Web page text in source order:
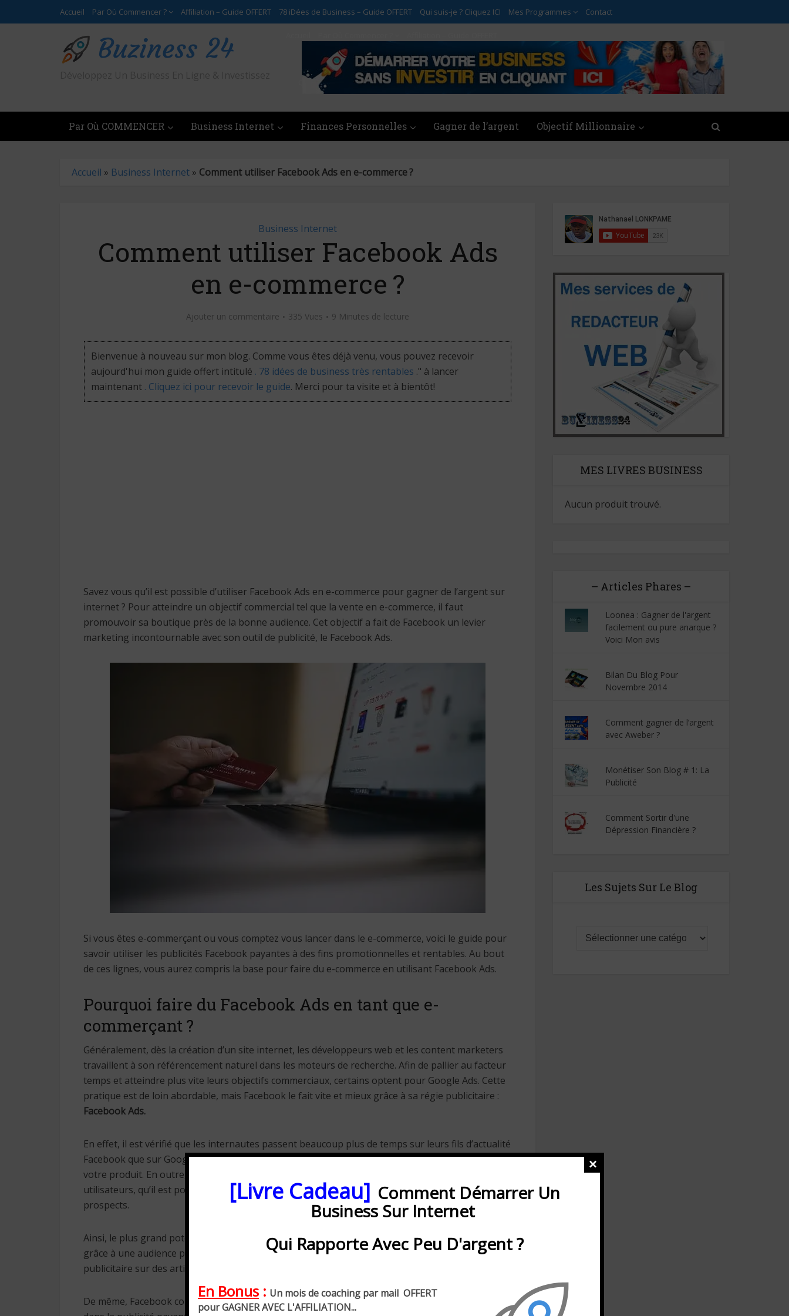
Accueil Par Où Commencer ? Affiliation – Guide OFFERT 78 iDées de Business – Guide OFFERT Qui suis-je ? Cliquez ICI Mes Programmes Contact
78 iDées de Business – Guide OFFERT
Qui suis-je ? Cliquez ICI Mes Programmes Contact
Par Où COMMENCER Business Internet Finances Personnelles Gagner de l’argent Objectif Millionnaire
Accueil » Business Internet » Comment utiliser Facebook Ads en e-commerce ?
Business Internet
Comment utiliser Facebook Ads
en e-commerce ?
Ajouter un commentaire 335 Vues 9 Minutes de lecture
Bienvenue à nouveau sur mon blog. Comme vous êtes déjà venu, vous pouvez recevoir
aujourd'hui mon guide offert intitulé . 78 idées de business très rentables ." à lancer
maintenant . Cliquez ici pour recevoir le guide. Merci pour ta visite et à bientôt!
Savez vous qu’il est possible d’utiliser Facebook Ads en e-commerce pour gagner de l’argent sur
internet ? Pour atteindre un objectif commercial tel que la vente en e-commerce, il faut
promouvoir sa boutique près de la bonne audience. Cet objectif a fait de Facebook un levier
marketing incontournable avec son outil de publicité, le Facebook Ads.
Si vous êtes e-commerçant ou vous comptez vous lancer dans le e-commerce, voici le guide pour
savoir utiliser les publicités Facebook payantes à des fins promotionnelles et rentables. Au bout
de ces lignes, vous aurez compris la base pour faire du e-commerce en utilisant Facebook Ads.
Pourquoi faire du Facebook Ads en tant que e-
commerçant ?
Généralement, dès la création d’un site internet, les développeurs web et les content marketers
travaillent à son référencement naturel dans les moteurs de recherche. Afin de pallier au facteur
temps et atteindre plus vite leurs objectifs commerciaux, certains optent pour Google Ads. Cette
pratique est de loin abordable, mais Facebook le fait vite et mieux grâce à sa régie publicitaire :
Facebook Ads.
En effet, il est vérifié que les internautes passent beaucoup plus de temps sur leurs fils d’actualité
Facebook que sur Google. La probabilité est donc forte que vos clients potentiels y découvrent
votre produit. En outre, le réseau social dispose tellement d’informations détaillées sur ses
utilisateurs, qu’il est possible de faire un ciblage précis et pointu pour acquérir de nouveaux
prospects.
Ainsi, le plus grand potentiel de Facebook Ads est la segmentation. Cela stipule simplement que
grâce à une audience personnalisée vous êtes par exemple en mesure de montrer votre annonce
publicitaire sur des articles de voiture aux personnes qui ont une voiture.
De même, Facebook compte des milliards d’utilisateurs en ligne chaque jour. En investissant donc
MES LIVRES BUSINESS
Aucun produit trouvé.
– Articles Phares –
Loonea : Gagner de l'argent
facilement ou pure anarque ?
Voici Mon avis
Bilan Du Blog Pour
Novembre 2014
Comment gagner de l’argent
avec Aweber ?
Monétiser Son Blog # 1: La
Publicité
Comment Sortir d'une
Dépression Financière ?
Les Sujets Sur Le Blog
×
[Livre Cadeau] Comment Démarrer Un
Business Sur Internet
Qui Rapporte Avec Peu D'argent ?
En Bonus : Un mois de coaching par mail OFFERT
pour GAGNER AVEC L'AFFILIATION...